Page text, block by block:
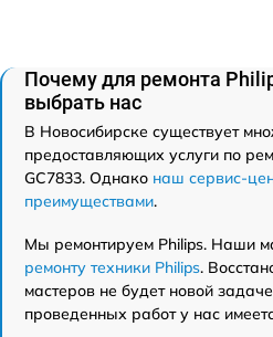
Почему для ремонта
выбрать нас
В Новосибирске существует
предоставляющих услуги по
GC7833. Однако наш сервис-
преимуществами.
Мы ремонтируем Philips. Наши
ремонту техники Philips.
мастеров не будет новой
проведенных работ у нас